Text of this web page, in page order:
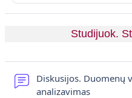
Studijuok.
Diskusijos. Duomenų
analizavimas